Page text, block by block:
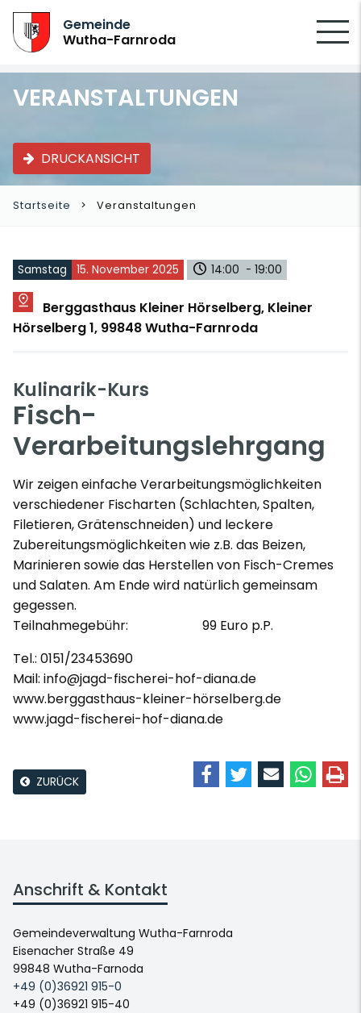
Gemeinde
Wutha-Farnroda
VERANSTALTUNGEN
DRUCKANSICHT
Startseite Veranstaltungen
Samstag 15. November 2025 14:00 - 19:00
Berggasthaus Kleiner Hörselberg, Kleiner
Hörselberg 1, 99848 Wutha-Farnroda
Kulinarik-Kurs
Fisch-
Verarbeitungslehrgang
Wir zeigen einfache Verarbeitungsmöglichkeiten
verschiedener Fischarten (Schlachten, Spalten,
Filetieren, Grätenschneiden) und leckere
Zubereitungsmöglichkeiten wie z.B. das Beizen,
Marinieren sowie das Herstellen von Fisch-Cremes
und Salaten. Am Ende wird natürlich gemeinsam
gegessen.
Teilnahmegebühr: 99 Euro p.P.
Tel.: 0151/23453690
Mail: info@jagd-fischerei-hof-diana.de
www.berggasthaus-kleiner-hörselberg.de
www.jagd-fischerei-hof-diana.de
ZURÜCK
Anschrift & Kontakt
Gemeindeverwaltung Wutha-Farnroda
Eisenacher Straße 49
99848 Wutha-Farnoda
+49 (0)36921 915-0
+49 (0)36921 915-40